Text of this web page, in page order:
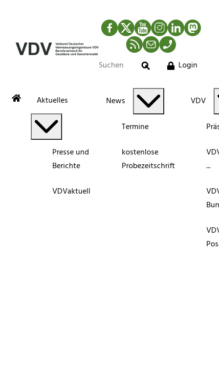
Facebook
TwitterYouTubeInstagram
LinkedIn
RSS-Newsfeed
MailTelefon
Suche
Login
Aktuelles
Presse und
Berichte
VDVaktuell
News
Termine
kostenlose
Probezeitschrift
VDV
...